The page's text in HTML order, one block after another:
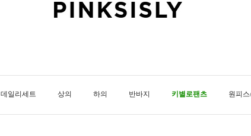
데일리세트 상의 하의 반바지 키별로팬츠 원피